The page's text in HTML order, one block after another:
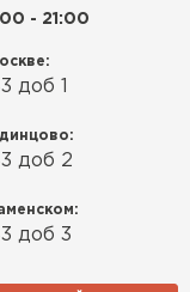
- 21:00
доб 1
доб 2
доб 3